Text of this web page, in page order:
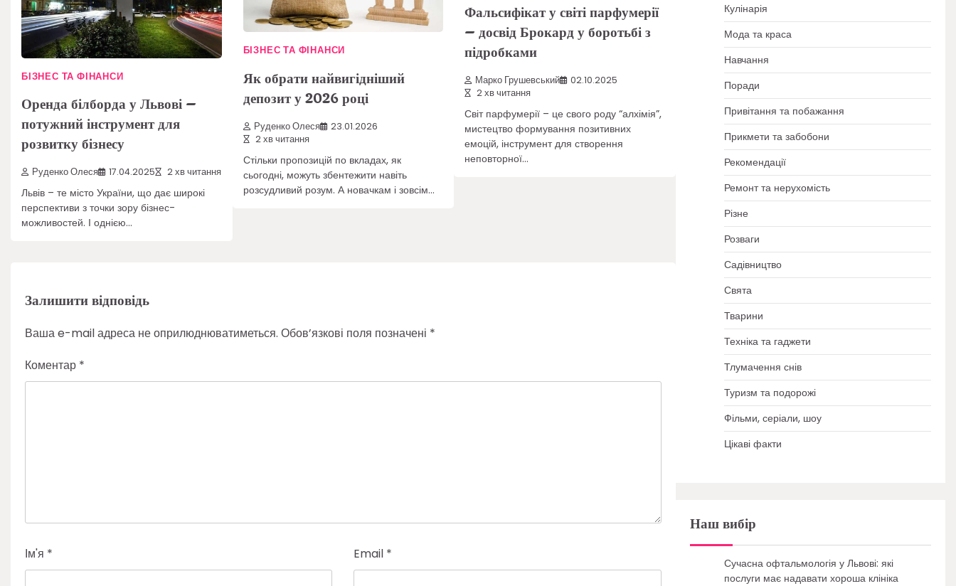
БІЗНЕС ТА ФІНАНСИ
Оренда білборда у Львові –
потужний інструмент для
розвитку бізнесу
Руденко Олеся 17.04.2025 2 хв читання
Львів – те місто України, що дає широкі
перспективи з точки зору бізнес-
можливостей. І однією…
БІЗНЕС ТА ФІНАНСИ
Як обрати найвигідніший
депозит у 2026 році
Руденко Олеся
23.01.2026
2 хв читання
Стільки пропозицій по вкладах, як
сьогодні, можуть збентежити навіть
розсудливий розум. А новачкам і зовсім…
Фальсифікат у світі парфумерії
– досвід Брокард у боротьбі з
підробками
Марко Грушевський
02.10.2025
2 хв читання
Світ парфумерії – це свого роду “алхімія”,
мистецтво формування позитивних
емоцій, інструмент для створення
неповторної…
Залишити відповідь
Ваша e-mail адреса не оприлюднюватиметься. Обов’язкові поля позначені *
Коментар *
Ім'я * Email *
Кулінарія
Мода та краса
Навчання
Поради
Привітання та побажання
Прикмети та забобони
Рекомендації
Ремонт та нерухомість
Різне
Розваги
Садівництво
Свята
Тварини
Техніка та гаджети
Тлумачення снів
Туризм та подорожі
Фільми, серіали, шоу
Цікаві факти
Наш вибір
Сучасна офтальмологія у Львові: які
послуги має надавати хороша клініка